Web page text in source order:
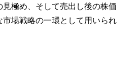
極め、そして売出し後の株価
場戦略の一環として用いられ